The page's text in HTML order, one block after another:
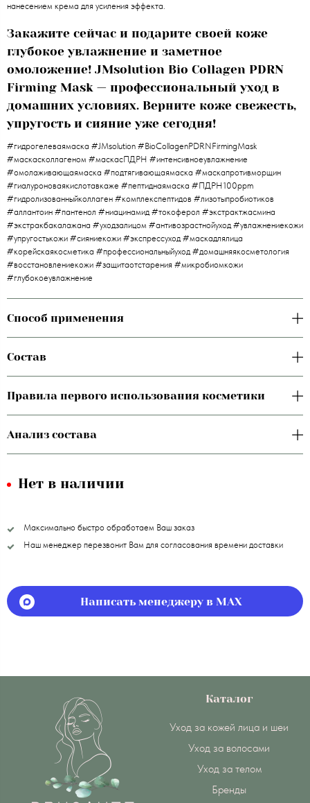
нанесением крема для усиления эффекта.
Закажите сейчас и подарите своей коже
глубокое увлажнение и заметное
омоложение! JMsolution Bio Collagen PDRN
Firming Mask — профессиональный уход в
домашних условиях. Верните коже свежесть,
упругость и сияние уже сегодня!
#гидрогелеваямаска #JMsolution #BioCollagenPDRNFirmingMask
#маскасколлагеном #маскасПДРН #интенсивноеувлажнение
#омолаживающаямаска #подтягивающаямаска #маскапротивморщин
#гиалуроноваякислотавкаже #пептиднаямаска #ПДРН100ppm
#гидролизованныйколлаген #комплекспептидов #лизотыпробиотиков
#аллантоин #пантенол #ниацинамид #токоферол #экстрактжасмина
#экстракбакалажана #уходзалицом #антивозрастнойуход #увлажнениекожи
#упругостькожи #сияниекожи #экспрессуход #маскадлялица
#корейскаякосметика #профессиональныйуход #домашняякосметология
#восстановлениекожи #защитаотстарения #микробиомкожи
#глубокоеувлажнение
Способ применения
Состав
Правила первого использования косметики
Анализ состава
Нет в наличии
Максимально быстро обработаем Ваш заказ
Наш менеджер перезвонит Вам для согласования времени доставки
Написать менеджеру в MAX
Каталог
Уход за кожей лица и шеи
Уход за волосами
Уход за телом
Бренды